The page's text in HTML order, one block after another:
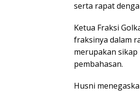
serta rapat
Ketua Fraksi
fraksinya dalam
merupakan
pembahasan.
Husni